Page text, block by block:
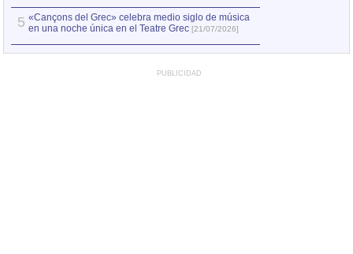
5 «Cançons del Grec» celebra medio siglo de música
en una noche única en el Teatre Grec [21/07/2026]
PUBLICIDAD